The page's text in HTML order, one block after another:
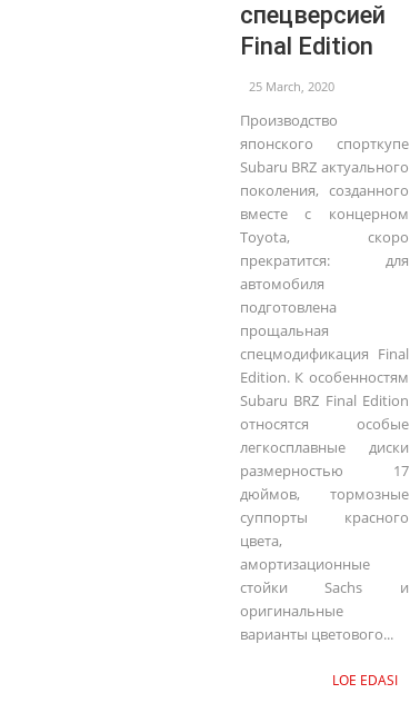
спецверсией
Final Edition
25 March, 2020
Производство
японского спорткупе
Subaru BRZ актуального
поколения, созданного
вместе с концерном
Toyota, скоро
прекратится: для
автомобиля
подготовлена
прощальная
спецмодификация Final
Edition. К особенностям
Subaru BRZ Final Edition
относятся особые
легкосплавные диски
размерностью 17
дюймов, тормозные
суппорты красного
цвета,
амортизационные
стойки Sachs и
оригинальные
варианты цветового...
LOE EDASI